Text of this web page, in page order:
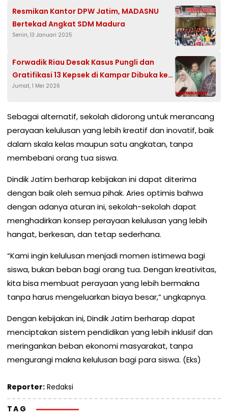
Resmikan Kantor DPW Jatim, MADASNU
Bertekad Angkat SDM Madura
Senin, 13 Januari 2025
Forwadik Riau Desak Kasus Pungli dan
Gratifikasi 13 Kepsek di Kampar Dibuka ke
Publik
Jumat, 1 Mei 2026
Sebagai alternatif, sekolah didorong untuk merancang
perayaan kelulusan yang lebih kreatif dan inovatif, baik
dalam skala kelas maupun satu angkatan, tanpa
membebani orang tua siswa.
Dindik Jatim berharap kebijakan ini dapat diterima
dengan baik oleh semua pihak. Aries optimis bahwa
dengan adanya aturan ini, sekolah-sekolah dapat
menghadirkan konsep perayaan kelulusan yang lebih
hangat, berkesan, dan tetap sederhana.
“Kami ingin kelulusan menjadi momen istimewa bagi
siswa, bukan beban bagi orang tua. Dengan kreativitas,
kita bisa membuat perayaan yang lebih bermakna
tanpa harus mengeluarkan biaya besar,” ungkapnya.
Dengan kebijakan ini, Dindik Jatim berharap dapat
menciptakan sistem pendidikan yang lebih inklusif dan
meringankan beban ekonomi masyarakat, tanpa
mengurangi makna kelulusan bagi para siswa. (Eks)
Reporter: Redaksi
TAG